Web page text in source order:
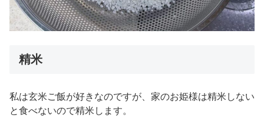
精米
私は玄米ご飯が好きなのですが、家のお姫様は精米しない
と食べないので精米します。